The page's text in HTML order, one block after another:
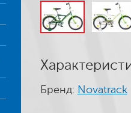
Бренд: Novatrack